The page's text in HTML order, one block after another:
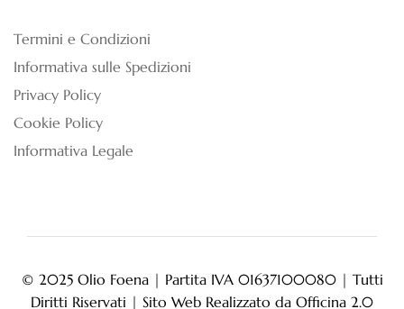
Termini e Condizioni
Informativa sulle Spedizioni
Privacy Policy
Cookie Policy
Informativa Legale
© 2025 Olio Foena | Partita IVA 01637100080 | Tutti
Diritti Riservati | Sito Web Realizzato da Officina 2.0